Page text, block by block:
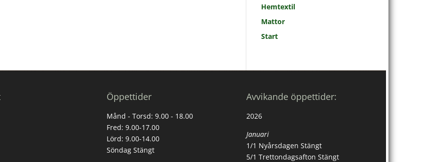
Hemtextil
Mattor
Start
Öppettider
Månd - Torsd: 9.00 - 18.00
Fred: 9.00-17.00
Lörd: 9.00-14.00
Söndag Stängt
Avvikande öppettider:
2026
Januari
1/1 Nyårsdagen Stängt
5/1 Trettondagsafton Stängt